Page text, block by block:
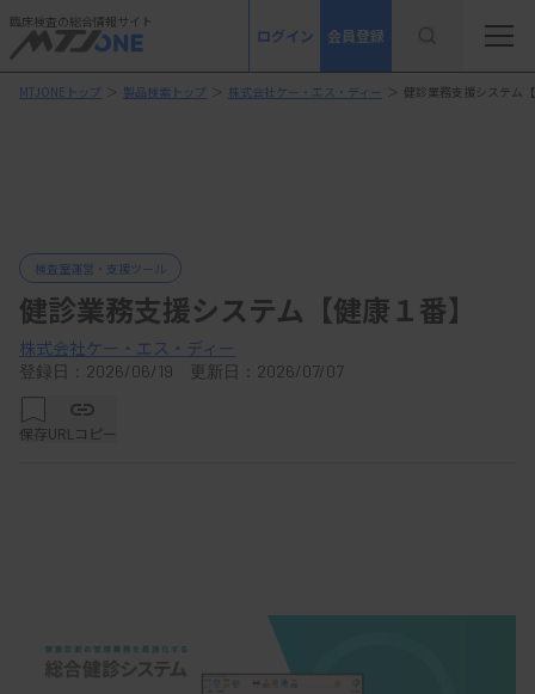
臨床検査の総合情報サイト
ログイン 会員登録
MTJONEトップ ＞ 製品検索トップ ＞ 株式会社ケー・エス・ディー ＞ 健診業務支援システム
検査室運営・支援ツール
健診業務支援システム【健康１番】
株式会社ケー・エス・ディー
登録日：2026/06/19 更新日：2026/07/07
保存URLコピー